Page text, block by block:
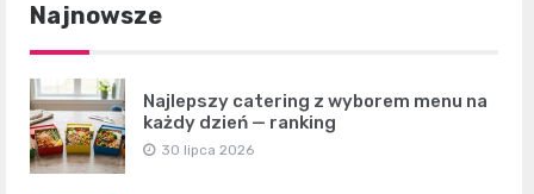
Najnowsze
Najlepszy catering z wyborem menu na
każdy dzień — ranking
30 lipca 2026